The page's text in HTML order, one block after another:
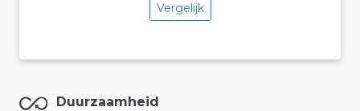
Vergelijk
Duurzaamheid